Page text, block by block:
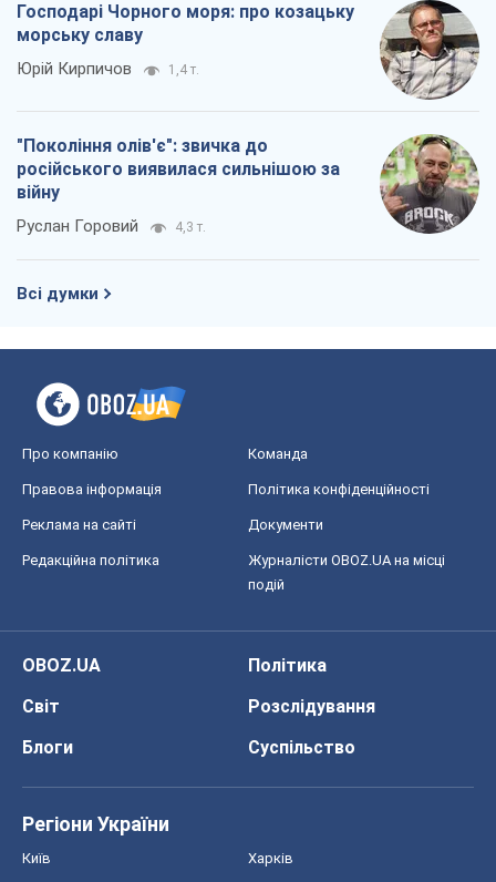
Господарі Чорного моря: про козацьку
морську славу
Юрій Кирпичов 1,4 т.
"Покоління олів'є": звичка до
російського виявилася сильнішою за
війну
Руслан Горовий 4,3 т.
Всі думки
Про компанію Команда
Правова інформація Політика конфіденційності
Реклама на сайті Документи
Редакційна політика
Журналісти OBOZ.UA на місці
подій
OBOZ.UA
Політика
Світ
Розслідування
Блоги
Суспільство
Регіони України
Київ Харків